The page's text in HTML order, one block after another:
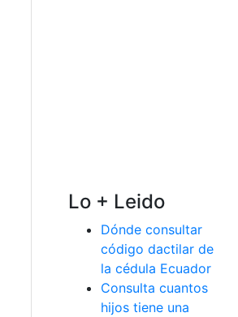
Lo + Leido
Dónde consultar
código dactilar de
la cédula Ecuador
Consulta cuantos
hijos tiene una